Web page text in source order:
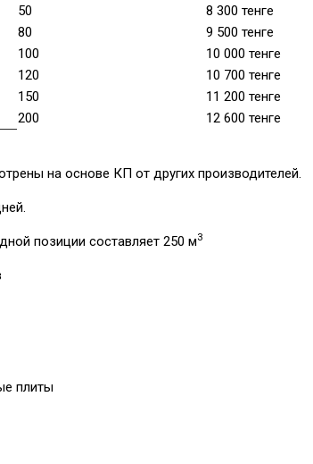
50
8 300 тенге
80
9 500 тенге
100
10 000 тенге
120
10 700 тенге
150
11 200 тенге
200
12 600 тенге
на основе КП от других производителей.
позиции составляет 250 м3
плиты